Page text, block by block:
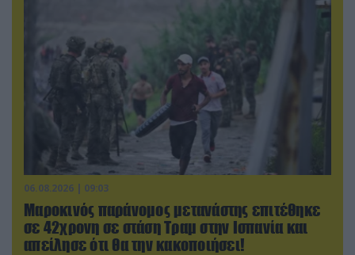
06.08.2026 | 09:03
Μαροκινός παράνομος μετανάστης επιτέθηκε
σε 42χρονη σε στάση Τραμ στην Ισπανία και
απείλησε ότι θα την κακοποιήσει!